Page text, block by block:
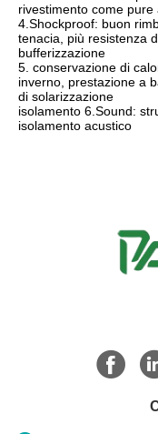
rivestimento come pure
4.Shockproof: buon
tenacia, più resistenza
bufferizzazione
5. conservazione di
inverno, prestazione a
di solarizzazione
isolamento 6.Sound:
isolamento acustico